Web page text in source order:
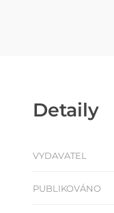
Detaily
VYDAVATEL
PUBLIKOVÁNO